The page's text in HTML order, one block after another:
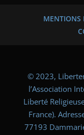
MENTIONS
© 2023,
l’Association
Liberté
France).
77193